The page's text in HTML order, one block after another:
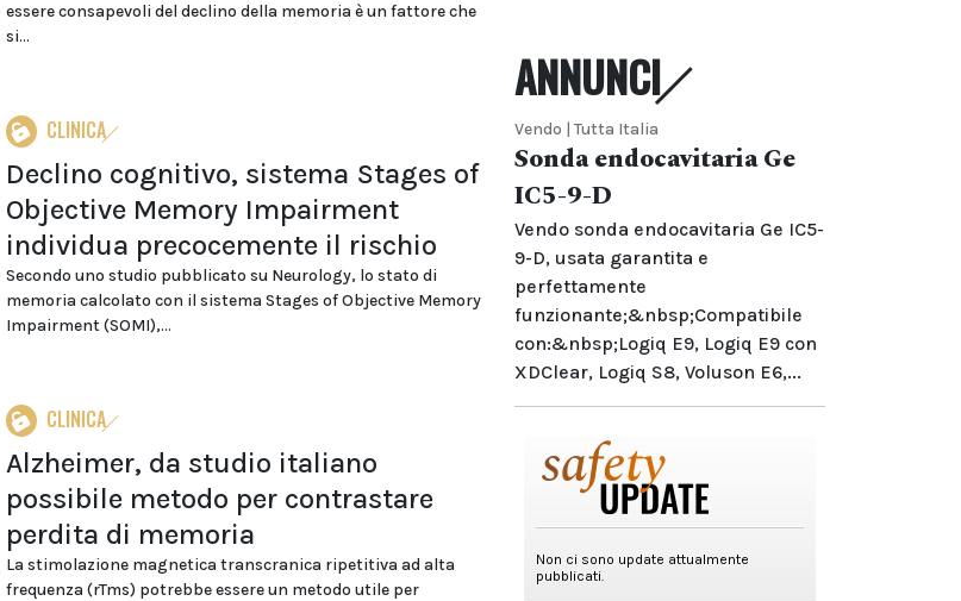
essere consapevoli del declino della memoria è un fattore che
si...
CLINICA
Declino cognitivo, sistema Stages of
Objective Memory Impairment
individua precocemente il rischio
Secondo uno studio pubblicato su Neurology, lo stato di
memoria calcolato con il sistema Stages of Objective Memory
Impairment (SOMI),...
CLINICA
Alzheimer, da studio italiano
possibile metodo per contrastare
perdita di memoria
La stimolazione magnetica transcranica ripetitiva ad alta
frequenza (rTms) potrebbe essere un metodo utile per
ANNUNCI
Vendo | Tutta Italia
Sonda endocavitaria Ge
IC5-9-D
Vendo sonda endocavitaria Ge IC5-
9-D, usata garantita e
perfettamente
funzionante;&nbsp;Compatibile
con:&nbsp;Logiq E9, Logiq E9 con
XDClear, Logiq S8, Voluson E6,...